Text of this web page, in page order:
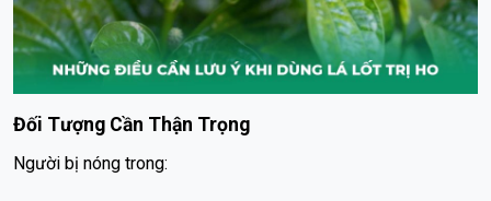
Đối Tượng Cần Thận Trọng
Người bị nóng trong: